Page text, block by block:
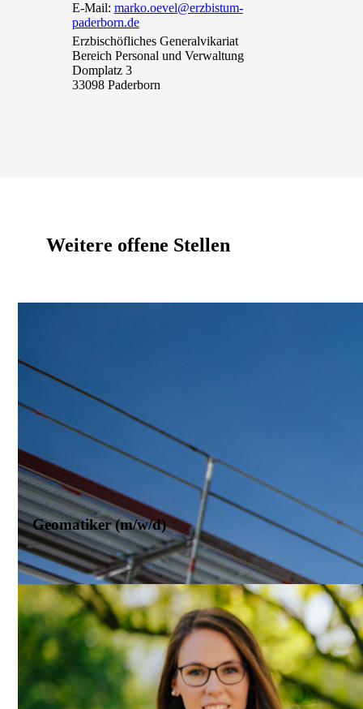
E-Mail: marko.oevel@erzbistum-
paderborn.de
Erzbischöfliches Generalvikariat
Bereich Personal und Verwaltung
Domplatz 3
33098 Paderborn
Weitere offene Stellen
Paderborn
Geomatiker (m/w/d)
Erzbischöfliches Generalvikariat